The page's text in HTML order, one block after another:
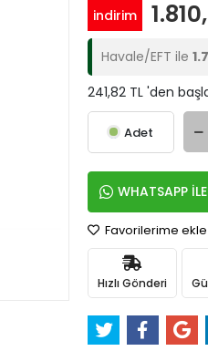
indirim
Havale/EFT ile
241,82 TL 'den
Adet
WHATSAPP
Favorilerime ekle
Hızlı Gönderi